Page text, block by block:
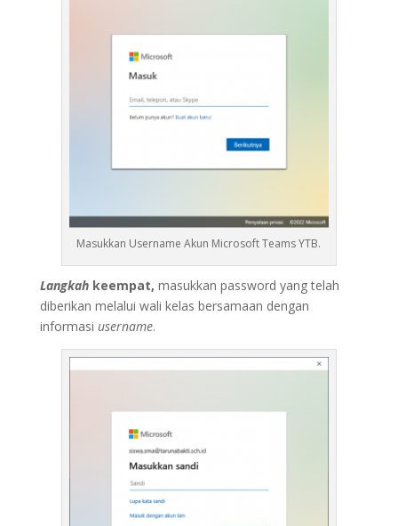
Masukkan Username Akun Microsoft Teams YTB.
Langkahkeempat, masukkan password yang telah
diberikan melalui wali kelas bersamaan dengan
informasi username.